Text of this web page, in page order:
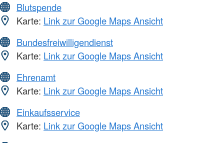
Blutspende
Karte: Link zur Google Maps Ansicht
Bundesfreiwilligendienst
Karte: Link zur Google Maps Ansicht
Ehrenamt
Karte: Link zur Google Maps Ansicht
Einkaufsservice
Karte: Link zur Google Maps Ansicht